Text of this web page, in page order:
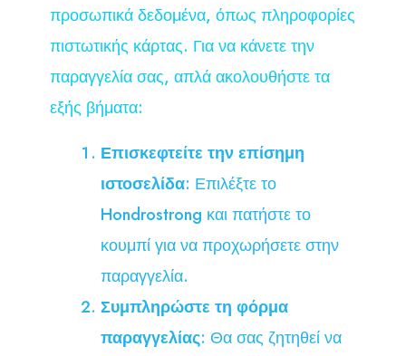
προσωπικά δεδομένα, όπως πληροφορίες
πιστωτικής κάρτας. Για να κάνετε την
παραγγελία σας, απλά ακολουθήστε τα
εξής βήματα:
Επισκεφτείτε την επίσημη
ιστοσελίδα: Επιλέξτε το
Hondrostrong και πατήστε το
κουμπί για να προχωρήσετε στην
παραγγελία.
Συμπληρώστε τη φόρμα
παραγγελίας: Θα σας ζητηθεί να